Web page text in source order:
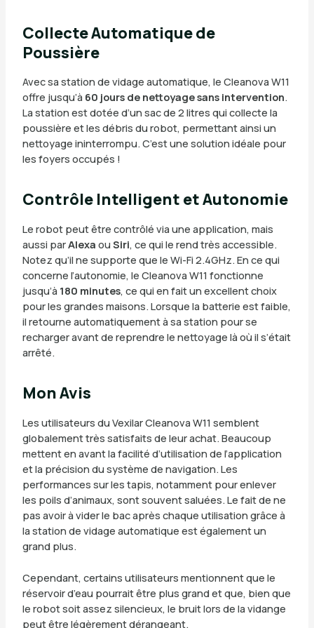
Collecte Automatique de
Poussière
Avec sa station de vidage automatique, le Cleanova W11
offre jusqu’à 60 jours de nettoyage sans intervention.
La station est dotée d’un sac de 2 litres qui collecte la
poussière et les débris du robot, permettant ainsi un
nettoyage ininterrompu. C’est une solution idéale pour
les foyers occupés !
Contrôle Intelligent et Autonomie
Le robot peut être contrôlé via une application, mais
aussi parAlexa ou Siri, ce qui le rend très accessible.
Notez qu’il ne supporte que le Wi-Fi 2.4GHz. En ce qui
concerne l’autonomie, le Cleanova W11 fonctionne
jusqu’à 180 minutes, ce qui en fait un excellent choix
pour les grandes maisons. Lorsque la batterie est faible,
il retourne automatiquement à sa station pour se
recharger avant de reprendre le nettoyage là où il s’était
arrêté.
Mon Avis
Les utilisateurs du Vexilar Cleanova W11 semblent
globalement très satisfaits de leur achat. Beaucoup
mettent en avant la facilité d’utilisation de l’application
et la précision du système de navigation. Les
performances sur les tapis, notamment pour enlever
les poils d’animaux, sont souvent saluées. Le fait de ne
pas avoir à vider le bac après chaque utilisation grâce à
la station de vidage automatique est également un
grand plus.
Cependant, certains utilisateurs mentionnent que le
réservoir d’eau pourrait être plus grand et que, bien que
le robot soit assez silencieux, le bruit lors de la vidange
peut être légèrement dérangeant.